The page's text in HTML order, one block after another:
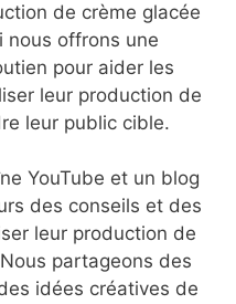
de crème glacée
nous offrons une
pour aider les
leur production de
leur public cible.
YouTube et un blog
des conseils et des
leur production de
partageons des
idées créatives de